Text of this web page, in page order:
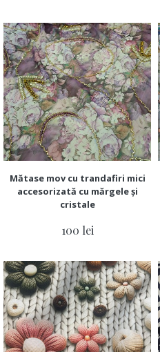
Mătase mov cu trandafiri mici
accesorizată cu mărgele și
cristale
100 lei